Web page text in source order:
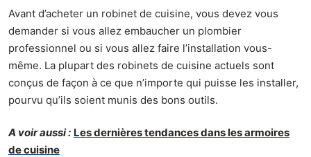
Avant d’acheter un robinet de cuisine, vous devez vous
demander si vous allez embaucher un plombier
professionnel ou si vous allez faire l’installation vous-
même. La plupart des robinets de cuisine actuels sont
conçus de façon à ce que n’importe qui puisse les installer,
pourvu qu’ils soient munis des bons outils.
A voir aussi : Les dernières tendances dans les armoires
de cuisine